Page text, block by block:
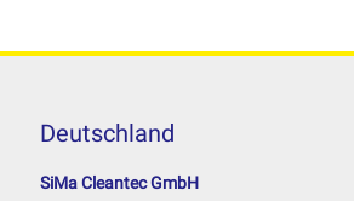
Deutschland
SiMa Cleantec GmbH